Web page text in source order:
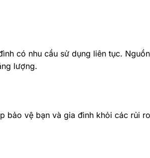
có nhu cầu sử dụng liên tục.
lượng.
bảo vệ bạn và gia đình khỏi các rủi